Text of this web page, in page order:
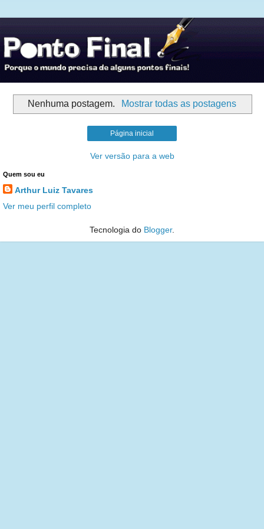
Nenhuma postagem. Mostrar todas as postagens
Página inicial
Ver versão para a web
Quem sou eu
Arthur Luiz Tavares
Ver meu perfil completo
Tecnologia do Blogger.